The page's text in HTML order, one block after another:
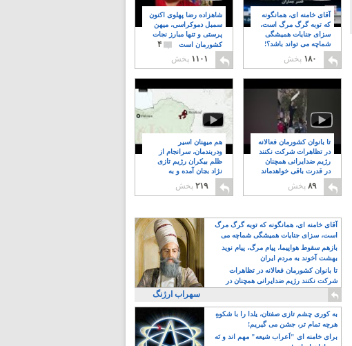
شاهزاده رضا پهلوی اکنون
سمبل دموکراسی، میهن
پرستی و تنها مبارز نجات
کشورمان است
۴
۱۱۰۱ پخش
آقای خامنه ای، همانگونه
که توبه گرگ مرگ است،
سزای جنایات همیشگی
شماچه می تواند باشد؟!
۸
۱۸۰ پخش
هم میهنان اسیر
ودربندمان، سرانجام از
ظلم بیکران رژیم تازی
نژاد بجان آمده و به
۲۱۹ پخش
تا بانوان کشورمان فعالانه
در تظاهرات شرکت نکنند
رژیم ضدایرانی همچنان
در قدرت باقی خواهدماند
۸
۸۹ پخش
آقای خامنه ای، همانگونه که توبه گرگ مرگ
است، سزای جنایات همیشگی شماچه می
تواند باشد؟!
بازهم سقوط هواپیما، پیام مرگ، پیام نوید
بهشت آخوند به مردم ایران
تا بانوان کشورمان فعالانه در تظاهرات
شرکت نکنند رژیم ضدایرانی همچنان در
قدرت باقی خواهدماند
سهراب ارژنگ
به کوری چشم تازی صفتان، یلدا را با شکوهِ
هرچه تمام تر، جشن می گیریم!
برای خامنه ای "اَعراب شیعه" مهم اند و نَه